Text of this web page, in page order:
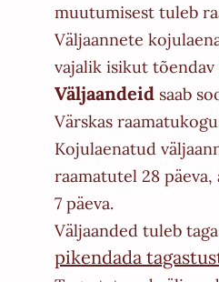
muutumisest tuleb
Väljaannete
vajalik isikut
Väljaandeid saab
Värskas
Kojulaenatud
raamatutel 28
7 päeva.
Väljaanded tuleb
pikendada